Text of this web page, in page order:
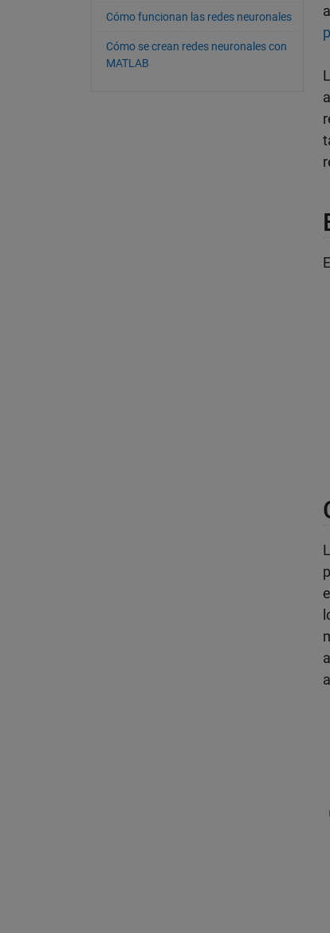
Cómo funcionan las redes neuronales
Cómo se crean redes neuronales con
MATLAB